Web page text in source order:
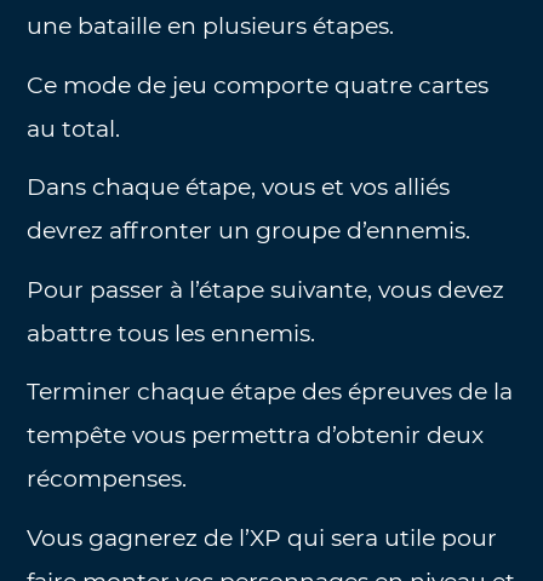
une bataille en plusieurs étapes.
Ce mode de jeu comporte quatre cartes
au total.
Dans chaque étape, vous et vos alliés
devrez affronter un groupe d’ennemis.
Pour passer à l’étape suivante, vous devez
abattre tous les ennemis.
Terminer chaque étape des épreuves de la
tempête vous permettra d’obtenir deux
récompenses.
Vous gagnerez de l’XP qui sera utile pour